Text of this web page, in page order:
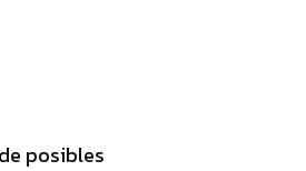
posibles